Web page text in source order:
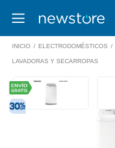
INICIO / ELECTRODOMÉSTICOS /
LAVADORAS Y SECARROPAS